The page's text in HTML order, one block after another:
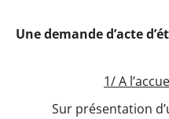
Une demande d’acte
1/ A
Sur présentation